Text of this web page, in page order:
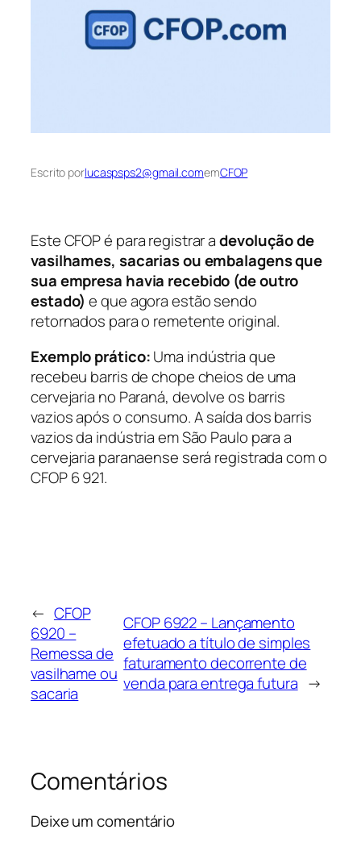
Escrito porlucaspsps2@gmail.comemCFOP
Este CFOP é para registrar adevolução de
vasilhames, sacarias ou embalagens que
sua empresa havia recebido (de outro
estado) e que agora estão sendo
retornados para o remetente original.
Exemplo prático:Uma indústria que
recebeu barris de chope cheios de uma
cervejaria no Paraná, devolve os barris
vazios após o consumo. A saída dos barris
vazios da indústria em São Paulo para a
cervejaria paranaense será registrada com o
CFOP 6 921.
← CFOP
6920 –
Remessa de
vasilhame ou
sacaria
CFOP 6922 – Lançamento
efetuado a título de simples
faturamento decorrente de
venda para entrega futura →
Comentários
Deixe um comentário